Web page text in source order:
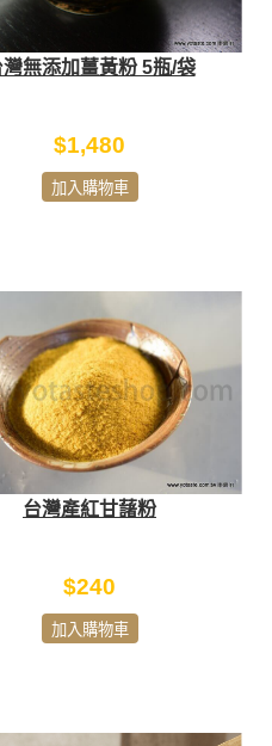
灣無添加薑黃粉 5瓶/袋
$1,480
加入購物車
台灣產紅甘藷粉
$240
加入購物車